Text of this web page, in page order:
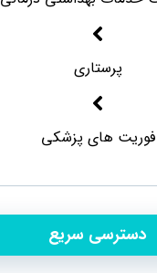
پرستاری
فوریت های پزشکی
دسترسی سریع